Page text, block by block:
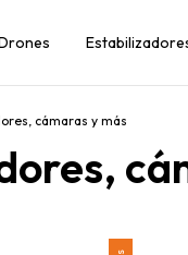
cámaras y más